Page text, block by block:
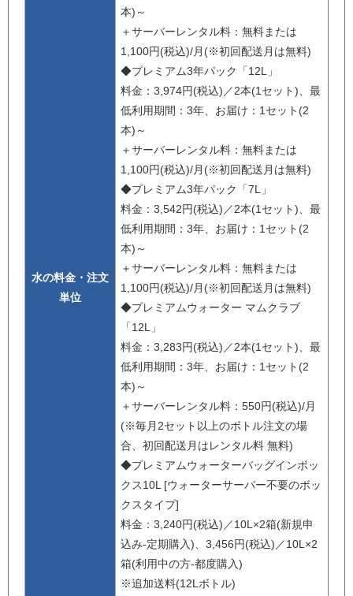
水の料金・注文
単位
本)～
＋サーバーレンタル料：無料または
1,100円(税込)/月(※初回配送月は無料)
◆プレミアム3年パック「12L」
料金：3,974円(税込)／2本(1セット)、最
低利用期間：3年、お届け：1セット(2
本)～
＋サーバーレンタル料：無料または
1,100円(税込)/月(※初回配送月は無料)
◆プレミアム3年パック「7L」
料金：3,542円(税込)／2本(1セット)、最
低利用期間：3年、お届け：1セット(2
本)～
＋サーバーレンタル料：無料または
1,100円(税込)/月(※初回配送月は無料)
◆プレミアムウォーター マムクラブ
「12L」
料金：3,283円(税込)／2本(1セット)、最
低利用期間：3年、お届け：1セット(2
本)～
＋サーバーレンタル料：550円(税込)/月
(※毎月2セット以上のボトル注文の場
合、初回配送月はレンタル料 無料)
◆プレミアムウォーターバッグインボッ
クス10L [ウォーターサーバー不要のボッ
クスタイプ]
料金：3,240円(税込)／10L×2箱(新規申
込み-定期購入)、3,456円(税込)／10L×2
箱(利用中の方-都度購入)
※追加送料(12Lボトル)